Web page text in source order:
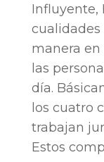
Influyente,
manera en
las
día.
los cuatro
trabajan
Estos